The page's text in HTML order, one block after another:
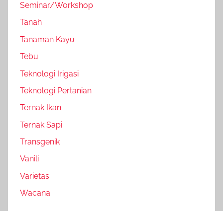
Seminar/Workshop
Tanah
Tanaman Kayu
Tebu
Teknologi Irigasi
Teknologi Pertanian
Ternak Ikan
Ternak Sapi
Transgenik
Vanili
Varietas
Wacana